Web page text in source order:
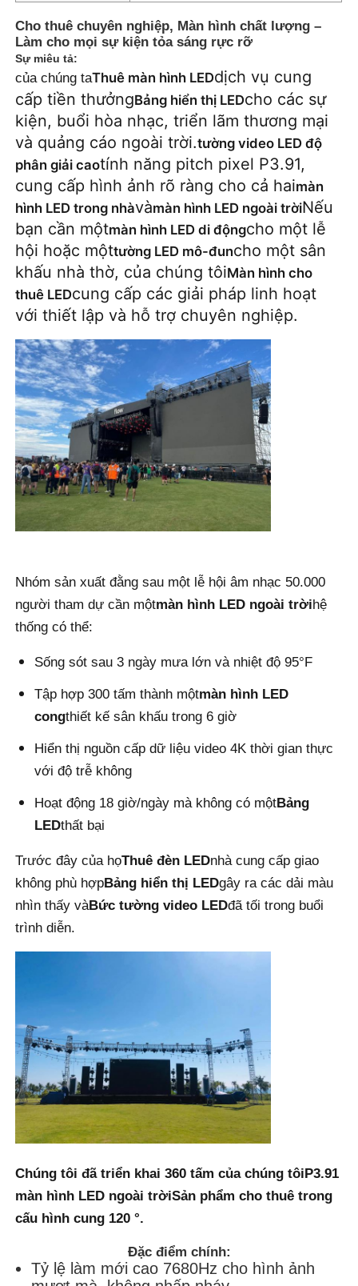
Trang chủ
Các sản phẩm
Video
Buổi trình diễn VR
Về Chúng Tôi
Tham quan nhà máy
Kiểm soát chất lượng
Liên hệ với chúng tôi
Tin tức
Yêu cầu báo giá
Màn hình treo tường LED
Màn hình hiển thị LED
Màn hình LED cho buổi hòa nhạc
Thuê màn hình LED sân khấu
Tường video LED COB
Màn hình LED trong suốt
biển quảng cáo led ngoài trời
Cho thuê chuyên nghiệp, Màn hình chất lượng –
Làm cho mọi sự kiện tỏa sáng rực rỡ
Sự miêu tả:
của chúng taThuê màn hình LEDdịch vụ cung
cấp tiền thưởngBảng hiển thị LEDcho các sự
kiện, buổi hòa nhạc, triển lãm thương mại
và quảng cáo ngoài trời.tường video LED độ
phân giải caotính năng pitch pixel P3.91,
cung cấp hình ảnh rõ ràng cho cả haimàn
hình LED trong nhàvàmàn hình LED ngoài trờiNếu
bạn cần mộtmàn hình LED di độngcho một lễ
hội hoặc mộttường LED mô-đuncho một sân
khấu nhà thờ, của chúng tôiMàn hình cho
thuê LEDcung cấp các giải pháp linh hoạt
với thiết lập và hỗ trợ chuyên nghiệp.
Nhóm sản xuất đằng sau một lễ hội âm nhạc 50.000
người tham dự cần mộtmàn hình LED ngoài trờihệ
thống có thể:
Sống sót sau 3 ngày mưa lớn và nhiệt độ 95°F
Tập hợp 300 tấm thành mộtmàn hình LED
congthiết kế sân khấu trong 6 giờ
Hiển thị nguồn cấp dữ liệu video 4K thời gian thực
với độ trễ không
Hoạt động 18 giờ/ngày mà không có mộtBảng
LEDthất bại
Trước đây của họThuê đèn LEDnhà cung cấp giao
không phù hợpBảng hiển thị LEDgây ra các dải màu
nhìn thấy vàBức tường video LEDđã tối trong buổi
trình diễn.
Chúng tôi đã triển khai 360 tấm của chúng tôi P3.91
màn hình LED ngoài trờiSản phẩm cho thuê trong
cấu hình cung 120 °.
Đặc điểm chính:
Tỷ lệ làm mới cao 7680Hz cho hình ảnh